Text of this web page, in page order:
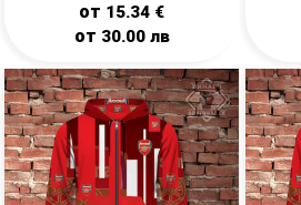
от 15.34 €
от 30.00 лв